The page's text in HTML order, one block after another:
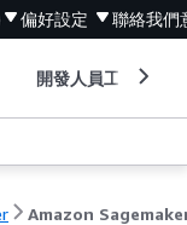
偏好設定 聯絡我們
開發人員工具